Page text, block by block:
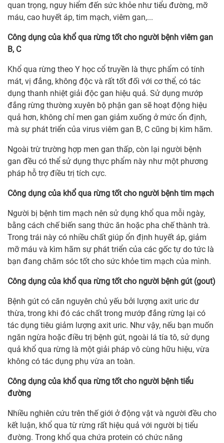
quan trọng, nguy hiểm đến sức khỏe như tiểu đường, mỡ
máu, cao huyết áp, tim mạch, viêm gan,...
Công dụng của khổ qua rừng tốt cho người bệnh viêm gan
B, C
Khổ qua rừng theo Y học cổ truyền là thực phẩm có tính
mát, vị đắng, không độc và rất tốt đối với cơ thể, có tác
dụng thanh nhiệt giải độc gan hiệu quả. Sử dụng mướp
đắng rừng thường xuyên bộ phận gan sẽ hoạt động hiệu
quả hơn, không chỉ men gan giảm xuống ở mức ổn định,
mà sự phát triển của virus viêm gan B, C cũng bị kìm hãm.
Ngoài trừ trường hợp men gan thấp, còn lại người bệnh
gan đều có thể sử dụng thực phẩm này như một phương
pháp hỗ trợ điều trị tích cực.
Công dụng của khổ qua rừng tốt cho người bệnh tim mạch
Người bị bệnh tim mạch nên sử dụng khổ qua mỗi ngày,
bằng cách chế biến sang thức ăn hoặc pha chế thành trà.
Trong trái này có nhiều chất giúp ổn định huyết áp, giảm
mỡ máu và kìm hãm sự phát triển của các gốc tự do tức là
bạn đang chăm sóc tốt cho sức khỏe tim mạch của mình.
Công dụng của khổ qua rừng tốt cho người bệnh gút (gout)
Bệnh gút có căn nguyên chủ yếu bởi lượng axit uric dư
thừa, trong khi đó các chất trong mướp đắng rừng lại có
tác dụng tiêu giảm lượng axit uric. Như vậy, nếu bạn muốn
ngăn ngừa hoặc điều trị bệnh gút, ngoài lá tía tô, sử dụng
quả khổ qua rừng là một giải pháp vô cùng hữu hiệu, vừa
không có tác dụng phụ vừa an toàn.
Công dụng của khổ qua rừng tốt cho người bệnh tiểu
đường
Nhiều nghiên cứu trên thế giới ở động vật và người đều cho
kết luận, khổ qua từ rừng rất hiệu quả với người bị tiểu
đường. Trong khổ qua chứa protein có chức năng